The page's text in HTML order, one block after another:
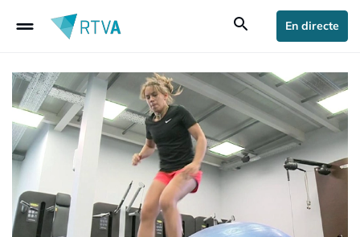
drag_handle search En directe